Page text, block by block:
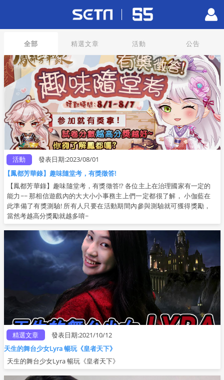
全部 精選文章 活動 公告
活動
發表日期:2023/08/01
【鳳都芳華錄】趣味隨堂考，有獎徵答!
【鳳都芳華錄】趣味隨堂考，有獎徵答!? 各位主上在治理國家有一定的
能力~~ 那相信遊戲內的大大小小事務主上們一定都很了解， 小伽藍在
此準備了有獎測驗! 所有人只要在活動期間內參與測驗就可獲得獎勵，
當然考越高分獎勵就越多唷~
精選文章
發表日期:2021/10/12
天生的舞台少女Lyra 暢玩《皇者天下》
天生的舞台少女Lyra 暢玩《皇者天下》